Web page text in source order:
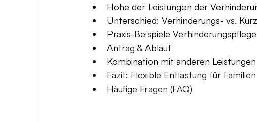
Höhe der Leistungen der
Unterschied: Verhinderungs- vs.
Praxis-Beispiele
Antrag & Ablauf
Kombination mit anderen Leistungen
Fazit: Flexible Entlastung für Familien
Häufige Fragen (FAQ)